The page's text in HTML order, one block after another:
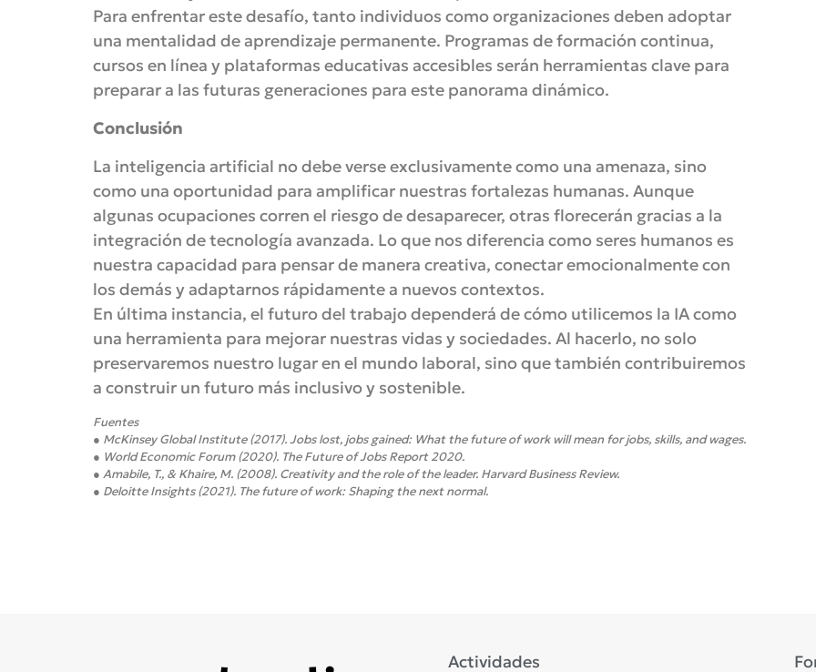
Para enfrentar este desafío, tanto individuos como organizaciones deben adoptar
una mentalidad de aprendizaje permanente. Programas de formación continua,
cursos en línea y plataformas educativas accesibles serán herramientas clave para
preparar a las futuras generaciones para este panorama dinámico.
Conclusión
La inteligencia artificial no debe verse exclusivamente como una amenaza, sino
como una oportunidad para amplificar nuestras fortalezas humanas. Aunque
algunas ocupaciones corren el riesgo de desaparecer, otras florecerán gracias a la
integración de tecnología avanzada. Lo que nos diferencia como seres humanos es
nuestra capacidad para pensar de manera creativa, conectar emocionalmente con
los demás y adaptarnos rápidamente a nuevos contextos.
En última instancia, el futuro del trabajo dependerá de cómo utilicemos la IA como
una herramienta para mejorar nuestras vidas y sociedades. Al hacerlo, no solo
preservaremos nuestro lugar en el mundo laboral, sino que también contribuiremos
a construir un futuro más inclusivo y sostenible.
Fuentes
● McKinsey Global Institute (2017). Jobs lost, jobs gained: What the future of work will mean for jobs, skills, and wages.
● World Economic Forum (2020). The Future of Jobs Report 2020.
● Amabile, T., & Khaire, M. (2008). Creativity and the role of the leader. Harvard Business Review.
● Deloitte Insights (2021). The future of work: Shaping the next normal.
Actividades